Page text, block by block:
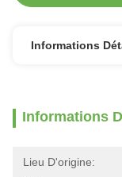
Informations
Informations
Lieu D'origine: